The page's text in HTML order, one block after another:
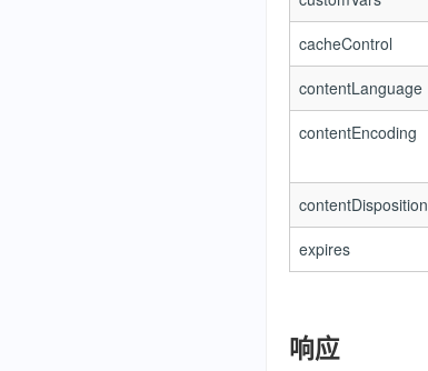
cacheControl
contentLanguage
contentEncoding
contentDisposition
expires
响应